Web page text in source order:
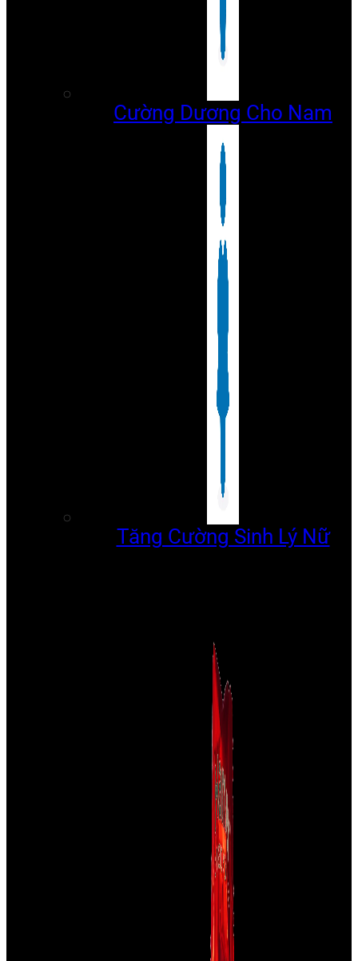
Cường Dương Cho Nam
Tăng Cường Sinh Lý Nữ